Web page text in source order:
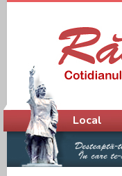
Meniu principal
Local